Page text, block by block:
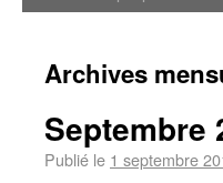
Archives
Septembre
Publié le 1 septembre